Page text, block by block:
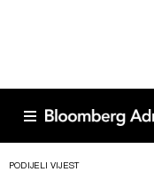
PODIJELI VIJEST